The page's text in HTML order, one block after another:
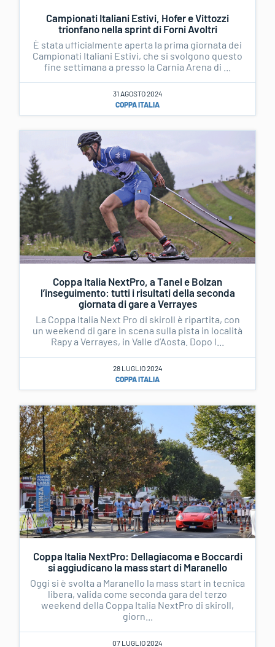
Campionati Italiani Estivi, Hofer e Vittozzi
trionfano nella sprint di Forni Avoltri
È stata ufficialmente aperta la prima giornata dei
Campionati Italiani Estivi, che si svolgono questo
fine settimana a presso la Carnia Arena di ...
31 AGOSTO 2024
COPPA ITALIA
Coppa Italia NextPro, a Tanel e Bolzan
l’inseguimento: tutti i risultati della seconda
giornata di gare a Verrayes
La Coppa Italia Next Pro di skiroll è ripartita, con
un weekend di gare in scena sulla pista in località
Rapy a Verrayes, in Valle d’Aosta. Dopo l...
28 LUGLIO 2024
COPPA ITALIA
Coppa Italia NextPro: Dellagiacoma e Boccardi
si aggiudicano la mass start di Maranello
Oggi si è svolta a Maranello la mass start in tecnica
libera, valida come seconda gara del terzo
weekend della Coppa Italia NextPro di skiroll,
giorn...
07 LUGLIO 2024